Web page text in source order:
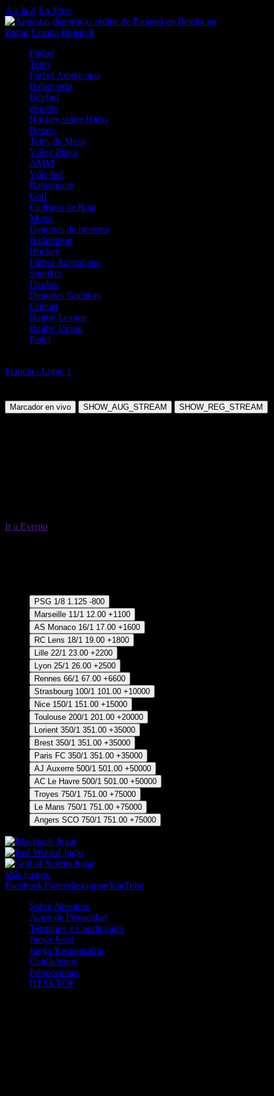
A a la Z En Vivo
Entrar Cuenta Boleto 0
Fútbol
Tenis
Fútbol Americano
Baloncesto
Béisbol
eSports
Hockey sobre Hielo
Boxeo
Tenis de Mesa
Vóley Playa
AMM
Vóleibol
Balonmano
Golf
Ciclismo de Ruta
Motor
Deportes de invierno
Badminton
Hockey
Fútbol Australiano
Snooker
Dardos
Deportes Gaélicos
Críquet
Rugby League
Rugby Union
Padel
Francia - Ligue 1
Marcador en vivo SHOW_AUG_STREAM SHOW_REG_STREAM
Ir a Evento
PSG 1/8 1.125 -800
Marseille 11/1 12.00 +1100
AS Monaco 16/1 17.00 +1600
RC Lens 18/1 19.00 +1800
Lille 22/1 23.00 +2200
Lyon 25/1 26.00 +2500
Rennes 66/1 67.00 +6600
Strasbourg 100/1 101.00 +10000
Nice 150/1 151.00 +15000
Toulouse 200/1 201.00 +20000
Lorient 350/1 351.00 +35000
Brest 350/1 351.00 +35000
Paris FC 350/1 351.00 +35000
AJ Auxerre 500/1 501.00 +50000
AC Le Havre 500/1 501.00 +50000
Troyes 750/1 751.00 +75000
Le Mans 750/1 751.00 +75000
Angers SCO 750/1 751.00 +75000
Jugar
Jugar
Jugar
Más juegos
FacebookTwitterInstagramYouTube
Sobre Nosotros
Aviso de Privacidad
Términos y Condiciones
Juego Justo
Juego Responsable
Contáctenos
Promociones
DESKTOP